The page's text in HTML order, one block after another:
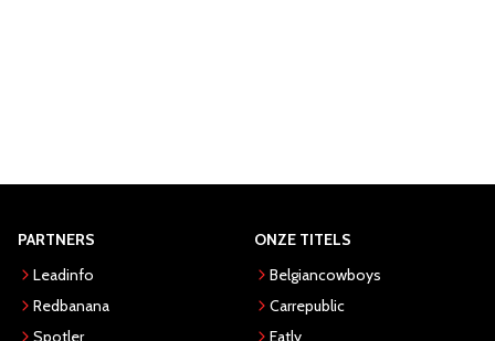
PARTNERS
Leadinfo
Redbanana
Spotler
ONZE TITELS
Belgiancowboys
Carrepublic
Eatly